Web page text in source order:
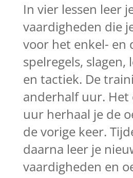
In vier lessen leer
vaardigheden die
voor het enkel- en
spelregels,
en tactiek. De
anderhalf uur. Het
uur herhaal je de
de vorige keer.
daarna leer je
vaardigheden en